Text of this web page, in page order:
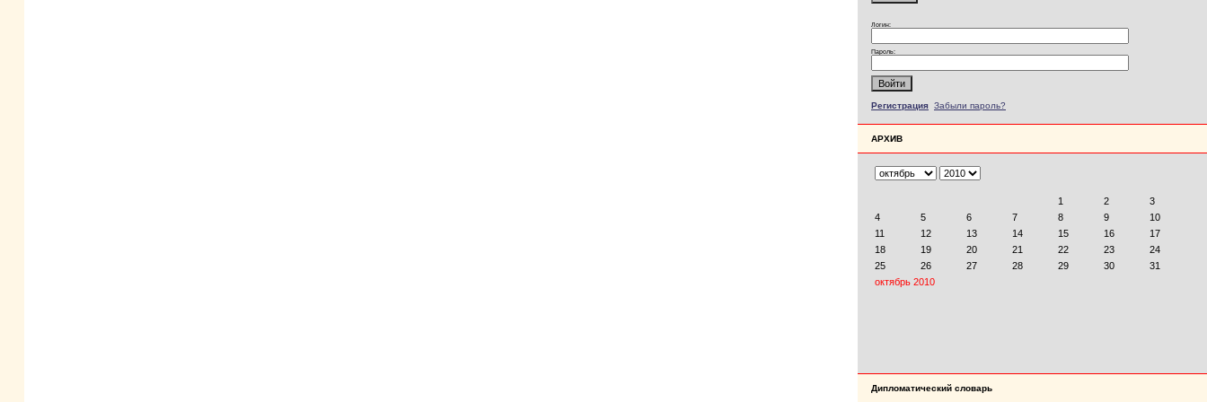
Логин:
Пароль:
Регистрация Забыли пароль?
АРХИВ
Дипломатический словарь